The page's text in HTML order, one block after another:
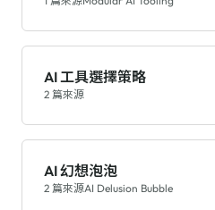
AI 工具選擇策略
2 篇來源
AI 幻想泡泡
2 篇來源AI Delusion Bubble